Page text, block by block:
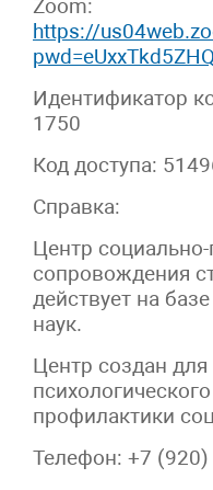
Zoom:
https://
Идентификатор
1750
Код доступа:
Справка:
Центр социально-
сопровождения
действует на
наук.
Центр создан
профилактики
Телефон: +7 (920)